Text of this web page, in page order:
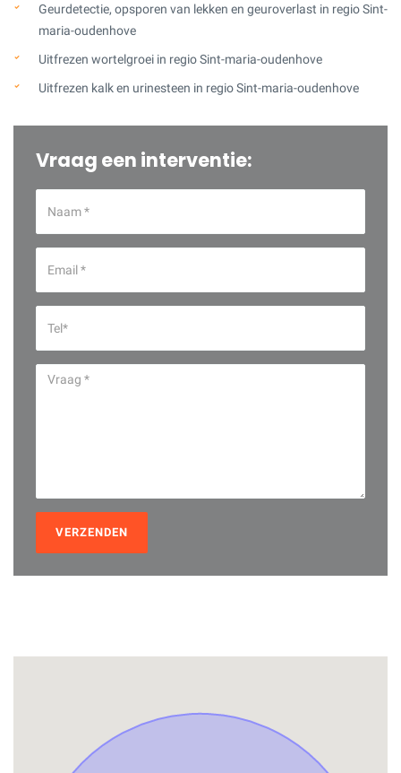
Geurdetectie, opsporen van lekken en geuroverlast in regio Sint-
maria-oudenhove
Uitfrezen wortelgroei in regio Sint-maria-oudenhove
Uitfrezen kalk en urinesteen in regio Sint-maria-oudenhove
Vraag een interventie:
VERZENDEN